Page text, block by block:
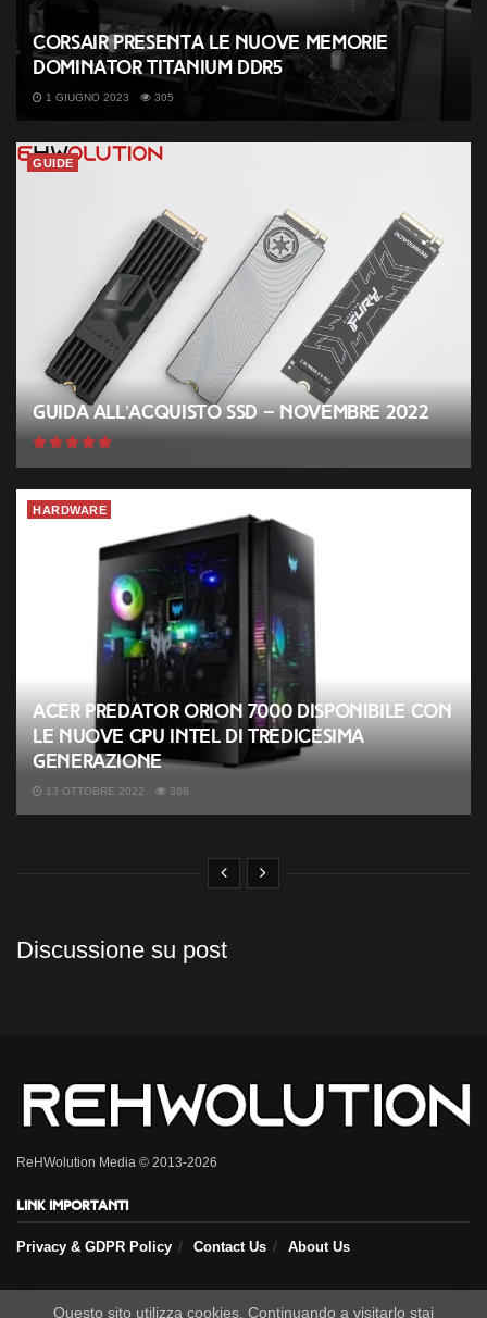
Corsair presenta le nuove memorie
Dominator Titanium DDR5
1 GIUGNO 2023 305
GUIDE
Guida all’acquisto SSD – Novembre 2022
HARDWARE
Acer Predator Orion 7000 disponibile con
le nuove CPU Intel di tredicesima
generazione
13 OTTOBRE 2022 368
Discussione su post
ReHWolution Media © 2013-2026
Link importanti
Privacy & GDPR Policy Contact Us About Us
Seguici sui nostri social
Questo sito utilizza cookies. Continuando a visitarlo stai